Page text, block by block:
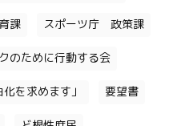
課 スポーツ庁 政策課
のために行動する会
を求めます」 要望書